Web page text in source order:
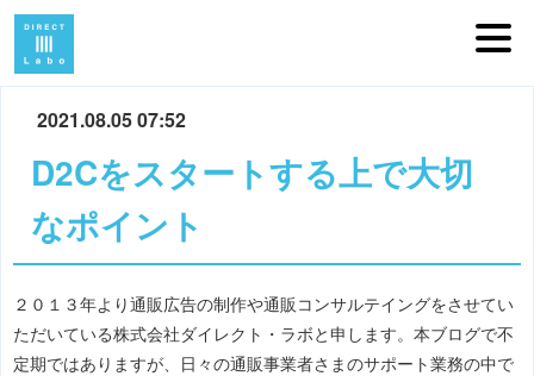
2021.08.05 07:52
D2Cをスタートする上で大切
なポイント
２０１３年より通販広告の制作や通販コンサルテイングをさせてい
ただいている株式会社ダイレクト・ラボと申します。本ブログで不
定期ではありますが、日々の通販事業者さまのサポート業務の中で